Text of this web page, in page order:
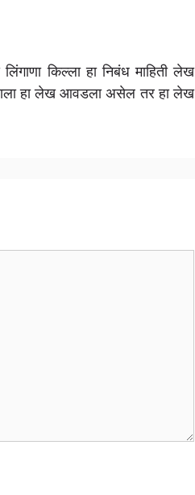
किल्ला हा निबंध माहिती लेख
हा लेख आवडला असेल तर हा लेख